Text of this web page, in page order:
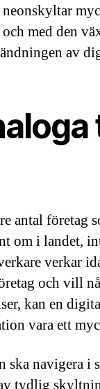
med den
av
antal företag
om i landet,
verkar
och vill
kan en
vara ett
ska navigera i